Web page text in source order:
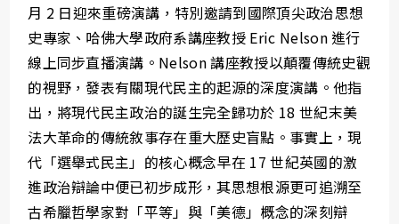
月 2 日迎來重磅演講，特別邀請到國際頂尖政治思想
史專家、哈佛大學政府系講座教授 Eric Nelson 進行
線上同步直播演講。Nelson 講座教授以顛覆傳統史觀
的視野，發表有關現代民主的起源的深度演講。他指
出，將現代民主政治的誕生完全歸功於 18 世紀末美
法大革命的傳統敘事存在重大歷史盲點。事實上，現
代「選舉式民主」的核心概念早在 17 世紀英國的激
進政治辯論中便已初步成形，其思想根源更可追溯至
古希臘哲學家對「平等」與「美德」概念的深刻辯